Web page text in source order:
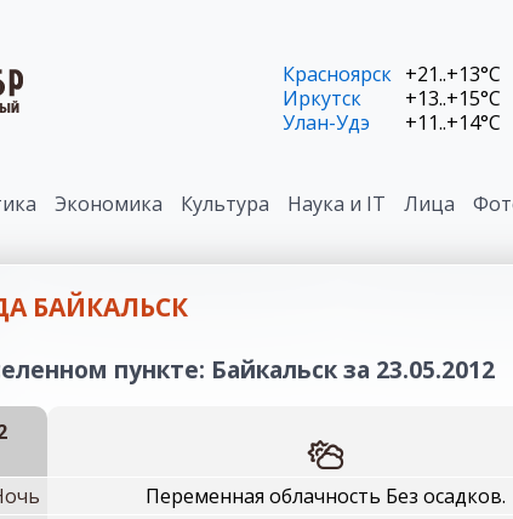
Красноярск +21..+13°C
Иркутск
+13..+15°C
Улан-Удэ
+11..+14°C
Экономика Культура Наука и IT Лица
БАЙКАЛЬСК
пункте: Байкальск за 23.05.2012
Переменная облачность Без осадков.